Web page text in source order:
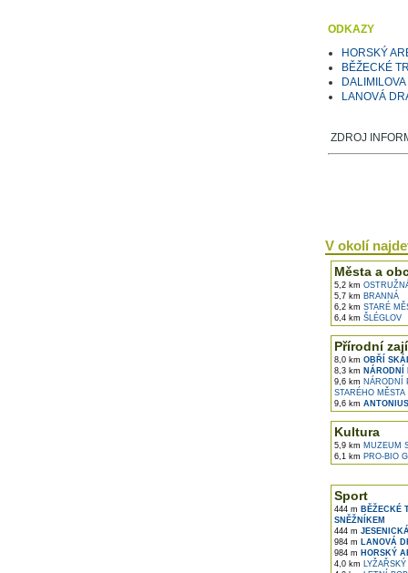
ODKAZY
HORSKÝ
BĚŽECKÉ
LANOVÁ
ZDROJ
V okolí
Města a
5,2 km
5,7 km BRANNÁ
6,2 km STARÉ
6,4 km ŠLÉGLOV
Přírodní
8,0 km OBŘÍ
8,3 km NÁRODNÍ
9,6 km NÁRODNÍ
STARÉHO MĚSTA
9,6 km
Kultura
5,9 km MUZEUM
6,1 km PRO-BIO
Sport
444 m BĚŽECKÉ
SNĚŽNÍKEM
444 m
984 m LANOVÁ
984 m HORSKÝ
4,0 km